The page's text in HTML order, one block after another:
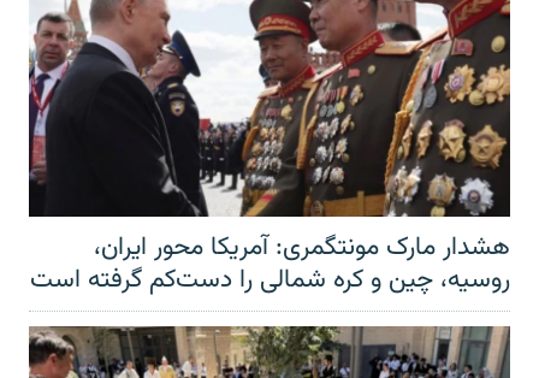
هشدار مارک مونتگمری: آمریکا محور ایران،
روسیه، چین و کره شمالی را دست‌کم گرفته است